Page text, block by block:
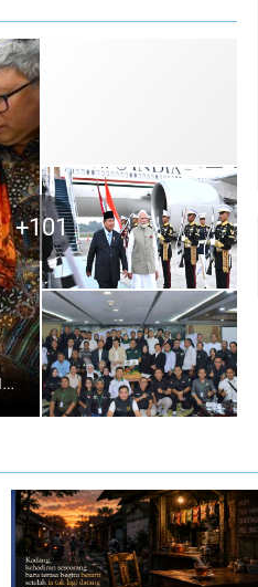
Menkeu Purbaya Kunjungi NTT, Pemerintah Siapkan Rp20,5 Triliun untuk 490 Daerah
+101